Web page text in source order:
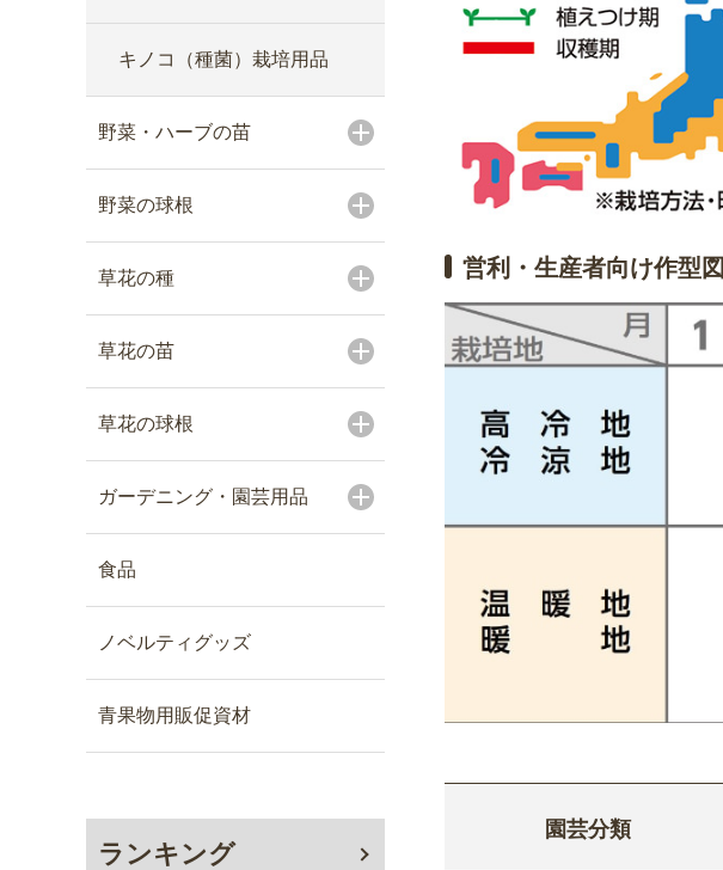
キノコ（種菌）栽培用品
野菜・ハーブの苗
野菜の球根
草花の種
草花の苗
草花の球根
ガーデニング・園芸用品
食品
ノベルティグッズ
青果物用販促資材
ランキング
営利・生産者向け作型図
園芸分類